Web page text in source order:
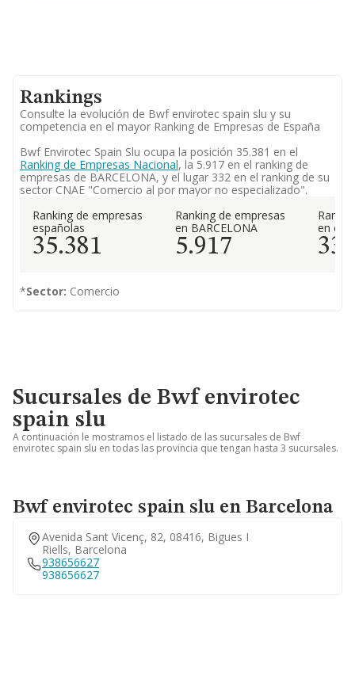
Rankings
Consulte la evolución de Bwf envirotec spain slu y su
competencia en el mayor Ranking de Empresas de España
Bwf Envirotec Spain Slu ocupa la posición 35.381 en el
Ranking de Empresas Nacional, la 5.917 en el ranking de
empresas de BARCELONA, y el lugar 332 en el ranking de su
sector CNAE "Comercio al por mayor no especializado".
Ranking de empresas
españolas
35.381
Ranking de empresas
en BARCELONA
5.917
en el
332
*Sector: Comercio
Sucursales de Bwf envirotec
spain slu
A continuación le mostramos el listado de las sucursales de Bwf
envirotec spain slu en todas las provincia que tengan hasta 3 sucursales.
Bwf envirotec spain slu en Barcelona
Avenida Sant Vicenç, 82, 08416, Bigues I
Riells, Barcelona
938656627
938656627